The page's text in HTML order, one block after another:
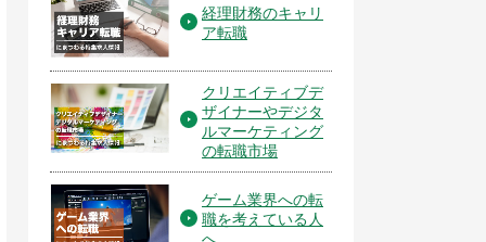
経理財務のキャリ
ア転職
クリエイティブデ
ザイナーやデジタ
ルマーケティング
の転職市場
ゲーム業界への転
職を考えている人